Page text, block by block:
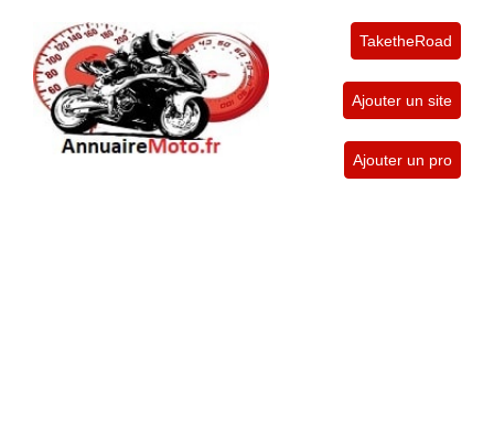
TaketheRoad
Ajouter un site
Ajouter un pro